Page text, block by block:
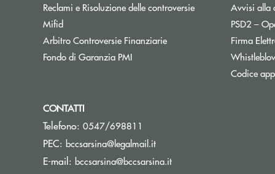
Reclami e Risoluzione delle controversie
Mifid
Arbitro Controversie FinanziarieApre una nuova finestra
Fondo di Garanzia PMIApre una nuova finestra
Avvisi alla
PSD2 –
Firma
Codice
CONTATTI
Telefono: 0547/698811
PEC: bccsarsina@legalmail.it(si apre l’app di posta
E-mail: bccsarsina@bccsarsina.it(si apre l’app di posta